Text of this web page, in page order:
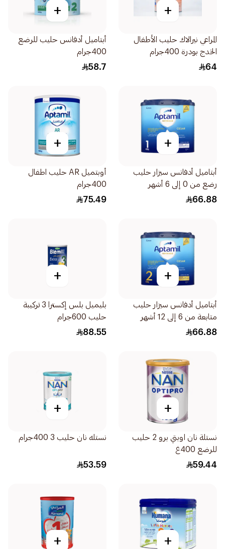
+
المراعي نيرالاك حليب الأطفال
الخدج بودرة 400جرام
64
+
أبتاميل أدفانس حليب للرضع
400جرام
58.7
+
أبتاميل أدفانس سيزار حليب
رضع من 0 إلى 6 أشهر
400جرام
66.88
+
أوبتميل AR حليب اطفال
400جرام
75.49
+
أبتاميل أدفانس سيزار حليب
متابعة من 6 إلى 12 أشهر
400جرام
66.88
+
بليميل بلس إكسترا 3 تركيبة
حليب 600جرام
88.55
+
نستلة نان اوبتي برو 2 حليب
للرضع 400غ
59.44
+
نستله نان حليب 3 400جرام
53.59
+
+